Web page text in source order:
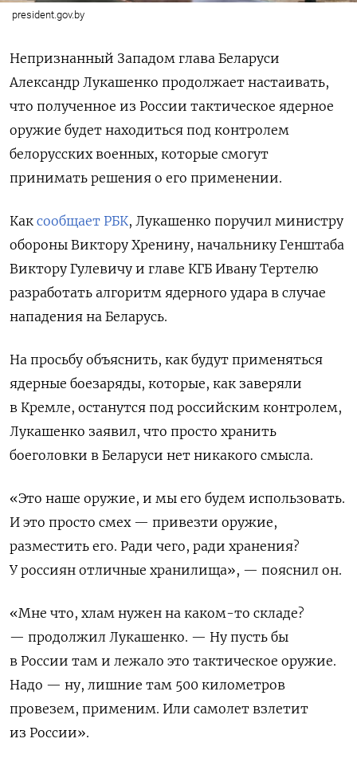
president.gov.by
Непризнанный Западом глава Беларуси
Александр Лукашенко продолжает настаивать,
что полученное из России тактическое ядерное
оружие будет находиться под контролем
белорусских военных, которые смогут
принимать решения о его применении.
Как сообщает РБК, Лукашенко поручил министру
обороны Виктору Хренину, начальнику Генштаба
Виктору Гулевичу и главе КГБ Ивану Тертелю
разработать алгоритм ядерного удара в случае
нападения на Беларусь.
На просьбу объяснить, как будут применяться
ядерные боезаряды, которые, как заверяли
в Кремле, останутся под российским контролем,
Лукашенко заявил, что просто хранить
боеголовки в Беларуси нет никакого смысла.
«Это наше оружие, и мы его будем использовать.
И это просто смех — привезти оружие,
разместить его. Ради чего, ради хранения?
У россиян отличные хранилища», — пояснил он.
«Мне что, хлам нужен на каком-то складе?
— продолжил Лукашенко. — Ну пусть бы
в России там и лежало это тактическое оружие.
Надо — ну, лишние там 500 километров
провезем, применим. Или самолет взлетит
из России».